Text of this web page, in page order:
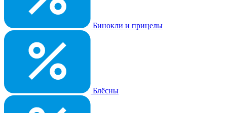
Бинокли и прицелы
Блёсны